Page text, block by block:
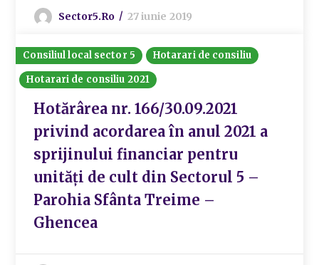
Sector5.ro 27 iunie 2019
Consiliul local sector 5
Hotarari de consiliu
Hotarari de consiliu 2021
Hotărârea nr. 166/30.09.2021
privind acordarea în anul 2021 a
sprijinului financiar pentru
unități de cult din Sectorul 5 –
Parohia Sfânta Treime –
Ghencea